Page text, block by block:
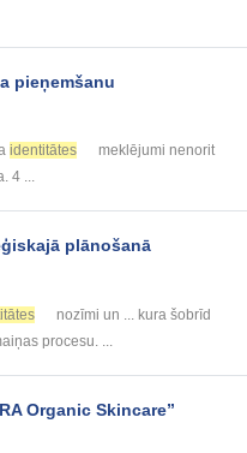
pieņemšanu
identitātes
meklējumi nenorit
4 ...
plānošanā
nozīmi un ... kura šobrīd
procesu. ...
Organic Skincare”